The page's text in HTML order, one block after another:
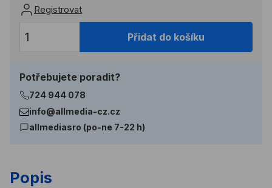
Registrovat
Přidat do košíku
Potřebujete poradit?
724 944 078
info@allmedia-cz.cz
allmediasro (po-ne 7-22 h)
Popis